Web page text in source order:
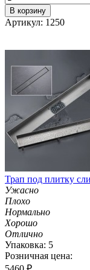
В корзину
Артикул: 1250
Трап под плитку
Ужасно
Плохо
Нормально
Хорошо
Отлично
Упаковка: 5
Розничная цена: